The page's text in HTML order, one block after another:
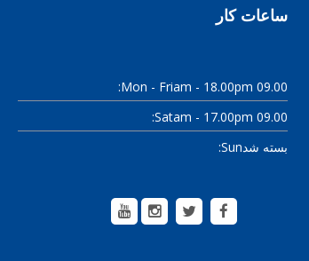
ساعات کار
Mon - Fri:
09.00 am - 18.00pm
Sat:
09.00 am - 17.00pm
Sun:بسته شد